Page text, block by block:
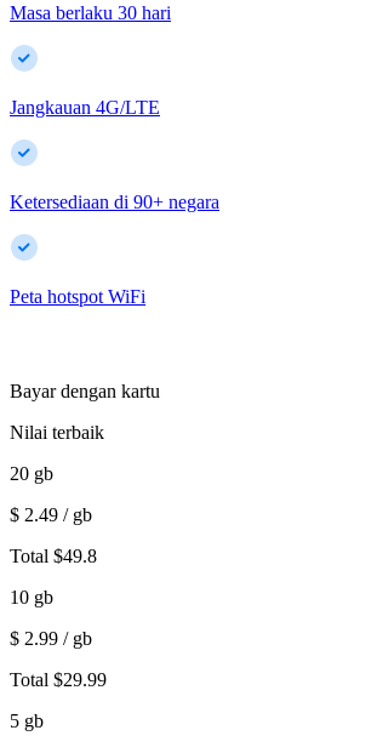
Masa berlaku 30 hari
Jangkauan 4G/LTE
Ketersediaan di 90+ negara
Peta hotspot WiFi
Bayar dengan kartu
Nilai terbaik
20 gb
$ 2.49 / gb
Total $49.8
10 gb
$ 2.99 / gb
Total $29.99
5 gb